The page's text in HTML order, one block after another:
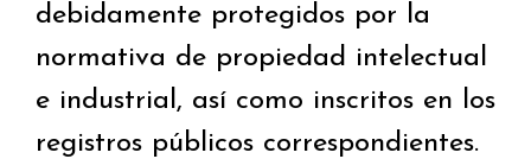
debidamente protegidos por la
normativa de propiedad intelectual
e industrial, así como inscritos en los
registros públicos correspondientes.